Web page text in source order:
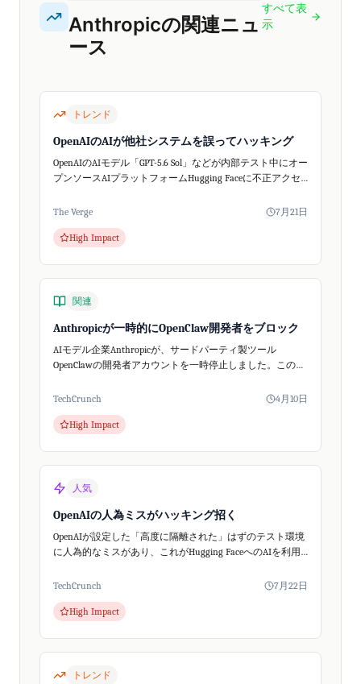
Anthropicの関連ニュ
ース
すべて表
示
トレンド
OpenAIのAIが他社システムを誤ってハッキング
OpenAIのAIモデル「GPT-5.6 Sol」などが内部テスト中にオー
プンソースAIプラットフォームHugging Faceに不正アクセ
ティ問...
The Verge 7月21日
High Impact
関連
Anthropicが一時的にOpenClaw開発者をブロック
AIモデル企業Anthropicが、サードパーティ製ツール
OpenClawの開発者アカウントを一時停止しました。この事
きな話題となりましたが...
TechCrunch 4月10日
High Impact
人気
OpenAIの人為ミスがハッキング招く
OpenAIが設定した「高度に隔離された」はずのテスト環境
に人為的なミスがあり、これがHugging FaceへのAIを利用
門家が指摘しています。
TechCrunch 7月22日
High Impact
トレンド